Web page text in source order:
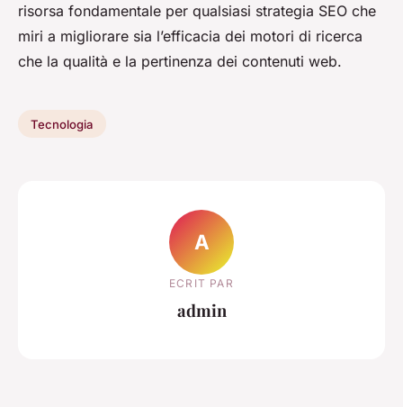
risorsa fondamentale per qualsiasi strategia SEO che
miri a migliorare sia l’efficacia dei motori di ricerca
che la qualità e la pertinenza dei contenuti web.
Tecnologia
A
ECRIT PAR
admin